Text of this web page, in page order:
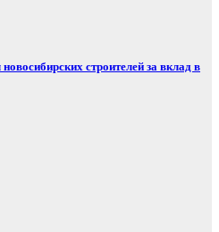
строителей за вклад в